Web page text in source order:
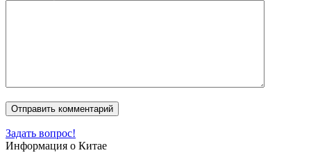
Задать вопрос!
Информация о Китае